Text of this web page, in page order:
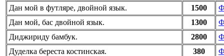
Дан мой в футляре, двойной язык.
1500
Дан мой, бас двойной язык.
1300
Диджириду бамбук.
2800
Дуделка береста костинская.
380